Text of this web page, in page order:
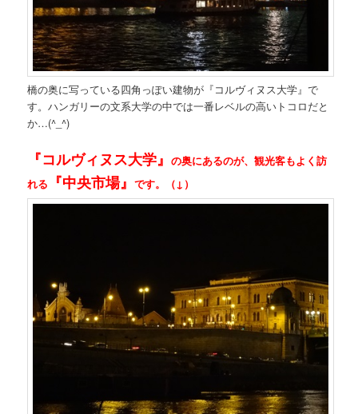
橋の奥に写っている四角っぽい建物が『コルヴィヌス大学』で
す。ハンガリーの文系大学の中では一番レベルの高いトコロだと
か…(^_^)
『コルヴィヌス大学』の奥にあるのが、観光客もよく訪
れる
『中央市場』です。（↓）